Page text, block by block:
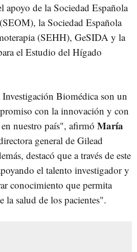
apoyo de la Sociedad Española
la Sociedad Española
(SEHH), GeSIDA y la
el Estudio del Hígado
Biomédica son un
con la innovación y con
nuestro país", afirmó María
general de Gilead
destacó que a través de este
el talento investigador y
conocimiento que permita
la salud de los pacientes".